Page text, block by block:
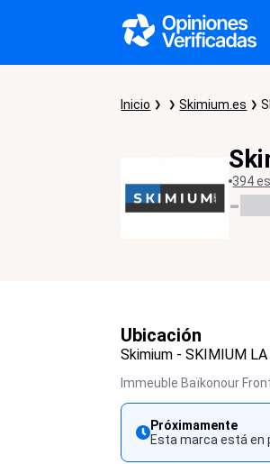
Inicio Skimium.es
394
-
Ubicación
Skimium - SKIMIUM LA
Immeuble Baïkonour
Próximamente
Esta marca está en